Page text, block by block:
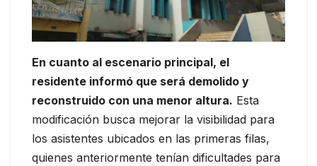
En cuanto al escenario principal, el
residente informó que será demolido y
reconstruido con una menor altura. Esta
modificación busca mejorar la visibilidad para
los asistentes ubicados en las primeras filas,
quienes anteriormente tenían dificultades para